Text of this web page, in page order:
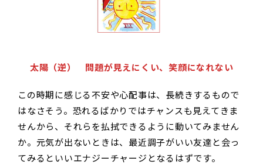
太陽（逆） 問題が見えにくい、笑顔になれない
この時期に感じる不安や心配事は、長続きするもので
はなさそう。恐れるばかりではチャンスも見えてきま
せんから、それらを払拭できるように動いてみません
か。元気が出ないときは、最近調子がいい友達と会っ
てみるといいエナジーチャージとなるはずです。